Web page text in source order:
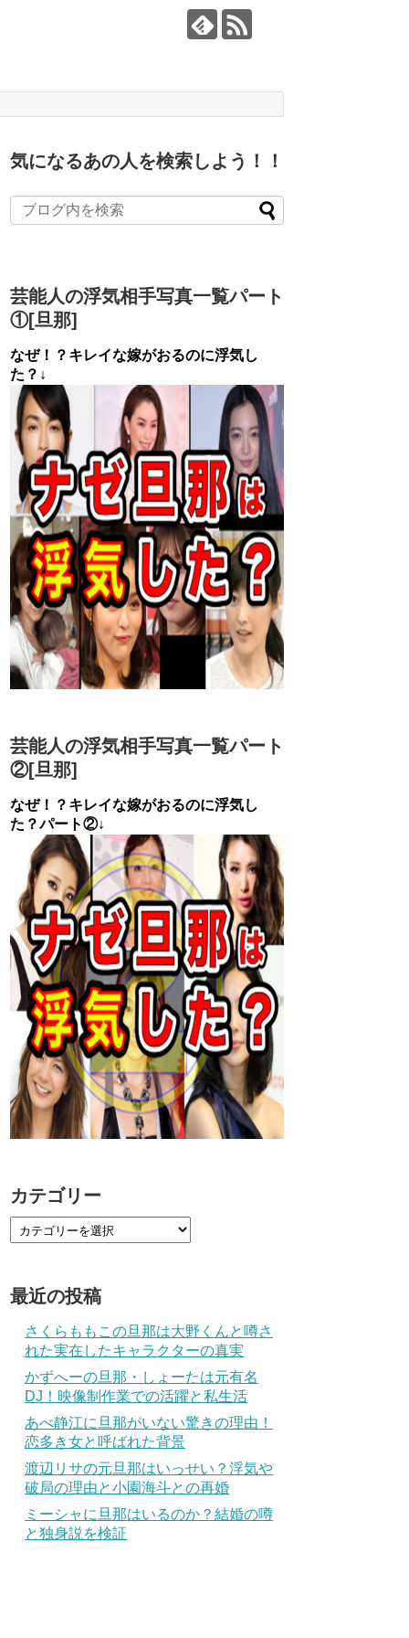
気になるあの人を検索しよう！！
芸能人の浮気相手写真一覧パート
①[旦那]
なぜ！？キレイな嫁がおるのに浮気し
た？↓
芸能人の浮気相手写真一覧パート
②[旦那]
なぜ！？キレイな嫁がおるのに浮気し
た？パート②↓
カテゴリー
最近の投稿
さくらももこの旦那は大野くんと噂さ
れた実在したキャラクターの真実
かずへーの旦那・しょーたは元有名
DJ！映像制作業での活躍と私生活
あべ静江に旦那がいない驚きの理由！
恋多き女と呼ばれた背景
渡辺リサの元旦那はいっせい？浮気や
破局の理由と小園海斗との再婚
ミーシャに旦那はいるのか？結婚の噂
と独身説を検証